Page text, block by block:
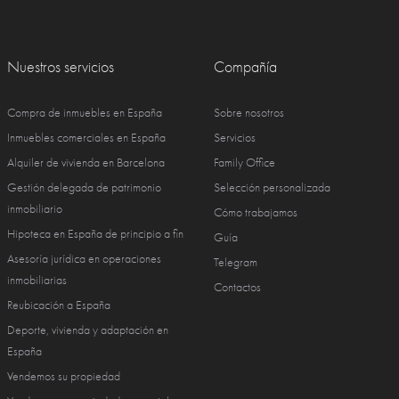
Nuestros servicios
Compra de inmuebles en España
Inmuebles comerciales en España
Alquiler de vivienda en Barcelona
Gestión delegada de patrimonio
inmobiliario
Hipoteca en España de principio a fin
Asesoría jurídica en operaciones
inmobiliarias
Reubicación a España
Deporte, vivienda y adaptación en
España
Vendemos su propiedad
Compañía
Sobre nosotros
Servicios
Family Office
Selección personalizada
Cómo trabajamos
Guía
Telegram
Contactos